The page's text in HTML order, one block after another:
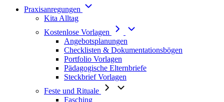
Praxisanregungen
Kita Alltag
Kostenlose Vorlagen
Angebotsplanungen
Checklisten & Dokumentationsbögen
Portfolio Vorlagen
Pädagogische Elternbriefe
Steckbrief Vorlagen
Feste und Rituale
Fasching